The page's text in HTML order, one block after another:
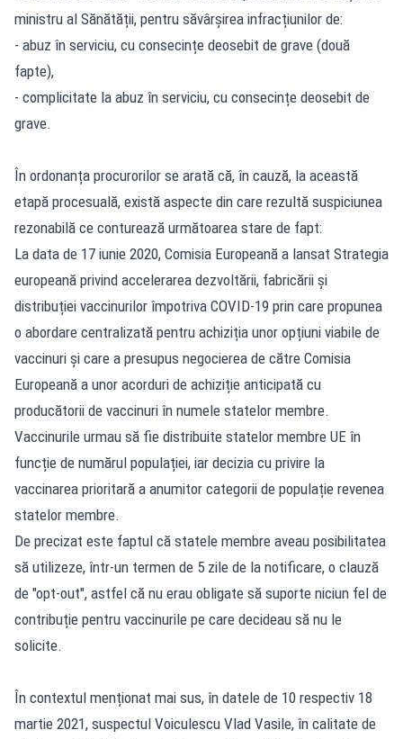
ministru al Sănătății, pentru săvârșirea infracțiunilor de:
- abuz în serviciu, cu consecințe deosebit de grave (două
fapte),
- complicitate la abuz în serviciu, cu consecințe deosebit de
grave.
În ordonanța procurorilor se arată că, în cauză, la această
etapă procesuală, există aspecte din care rezultă suspiciunea
rezonabilă ce conturează următoarea stare de fapt:
La data de 17 iunie 2020, Comisia Europeană a lansat Strategia
europeană privind accelerarea dezvoltării, fabricării și
distribuției vaccinurilor împotriva COVID-19 prin care propunea
o abordare centralizată pentru achiziția unor opțiuni viabile de
vaccinuri și care a presupus negocierea de către Comisia
Europeană a unor acorduri de achiziție anticipată cu
producătorii de vaccinuri în numele statelor membre.
Vaccinurile urmau să fie distribuite statelor membre UE în
funcție de numărul populației, iar decizia cu privire la
vaccinarea prioritară a anumitor categorii de populație revenea
statelor membre.
De precizat este faptul că statele membre aveau posibilitatea
să utilizeze, într-un termen de 5 zile de la notificare, o clauză
de "opt-out", astfel că nu erau obligate să suporte niciun fel de
contribuție pentru vaccinurile pe care decideau să nu le
solicite.
În contextul menționat mai sus, în datele de 10 respectiv 18
martie 2021, suspectul Voiculescu Vlad Vasile, în calitate de